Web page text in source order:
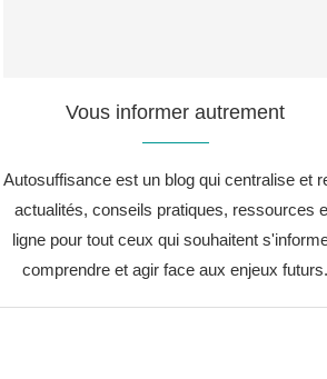
Vous informer autrement
Autosuffisance est un blog qui centralise et
actualités, conseils pratiques, ressources
ligne pour tout ceux qui souhaitent
comprendre et agir face aux enjeux futurs.